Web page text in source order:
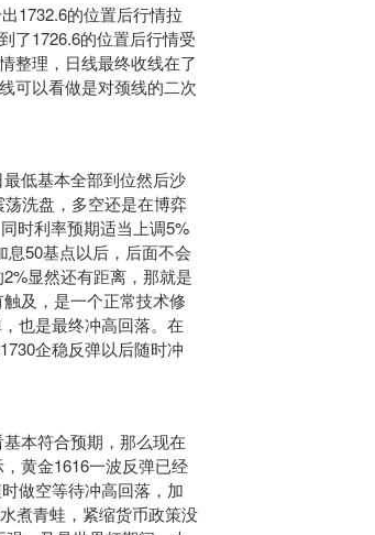
1732.6的位置后行情拉
了1726.6的位置后行情受
整理，日线最终收线在了
可以看做是对颈线的二次
低基本全部到位然后沙
洗盘，多空还是在博弈
时利率预期适当上调5%
50基点以后，后面不会
显然还有距离，那就是
及，是一个正常技术修
也是最终冲高回落。在
企稳反弹以后随时冲
本符合预期，那么现在
黄金1616一波反弹已经
做空等待冲高回落，加
煮青蛙，紧缩货币政策没